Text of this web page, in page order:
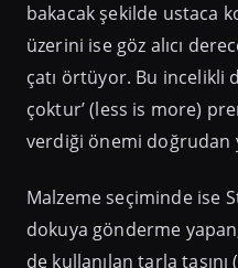
bakacak şekilde ustaca
üzerini ise göz alıcı
çatı örtüyor. Bu incelikli
çoktur’ (less is more)
verdiği önemi doğrudan
Malzeme seçiminde ise
dokuya gönderme
de kullanılan tarla